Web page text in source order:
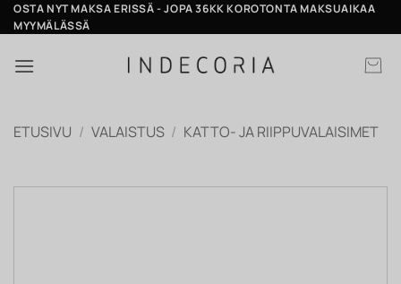
Skip
to
OSTA NYT MAKSA ERISSÄ - JOPA 36KK KOROTONTA MAKSUAIKAA
MYYMÄLÄSSÄ
ETUSIVU / VALAISTUS / KATTO- JA RIIPPUVALAISIMET